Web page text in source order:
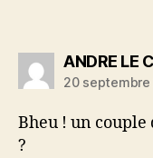
ANDRE LE
20 septembre
Bheu ! un couple
?